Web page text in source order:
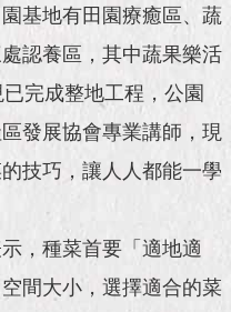
基地有田園療癒區、蔬
認養區，其中蔬果樂活
完成整地工程，公園
發展協會專業講師，現
技巧，讓人人都能一學
，種菜首要「適地適
間大小，選擇適合的菜